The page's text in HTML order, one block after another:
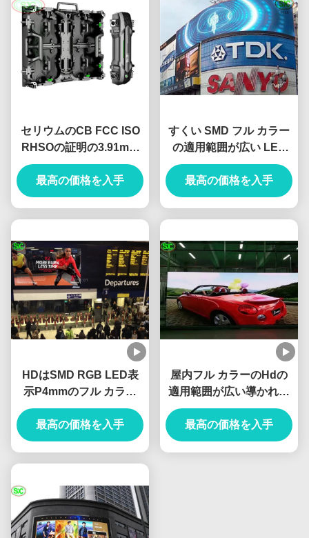
セリウムのCB FCC ISO
RHSOの証明の3.91mm
RGB LED表示
最高の価格を入手
すくい SMD フル カラー
の適用範囲が広い LED
のカーテンの表示、使用
料はスクリーン P10 を導
きました
最高の価格を入手
HDはSMD RGB LED表
示P4mmのフル カラー
LEDのビデオ パネル
576x576mmを薄くしま
す
最高の価格を入手
屋内フル カラーのHdの
適用範囲が広い導かれた
表示画面のカーテンの高
い明るさ
最高の価格を入手